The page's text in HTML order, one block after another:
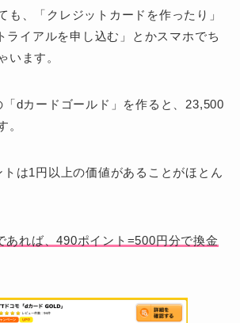
も、「クレジットカードを作ったり」
ライアルを申し込む」とかスマホでち
います。
「dカードゴールド」を作ると、23,500
。
は1円以上の価値があることがほとん
あれば、490ポイント=500円分で換金